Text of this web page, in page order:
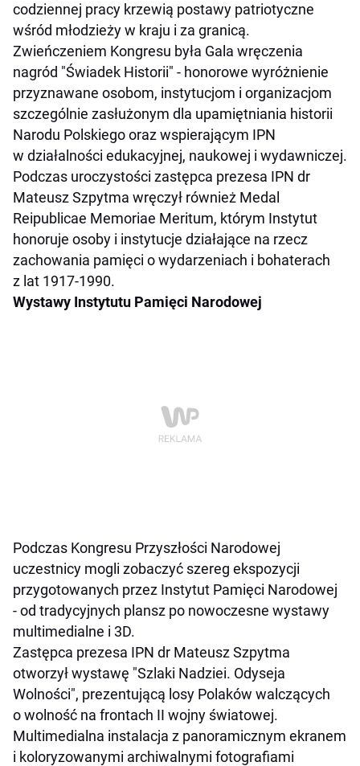
codziennej pracy krzewią postawy patriotyczne
wśród młodzieży w kraju i za granicą.
Zwieńczeniem Kongresu była Gala wręczenia
nagród "Świadek Historii" - honorowe wyróżnienie
przyznawane osobom, instytucjom i organizacjom
szczególnie zasłużonym dla upamiętniania historii
Narodu Polskiego oraz wspierającym IPN
w działalności edukacyjnej, naukowej i wydawniczej.
Podczas uroczystości zastępca prezesa IPN dr
Mateusz Szpytma wręczył również Medal
Reipublicae Memoriae Meritum, którym Instytut
honoruje osoby i instytucje działające na rzecz
zachowania pamięci o wydarzeniach i bohaterach
z lat 1917-1990.
Wystawy Instytutu Pamięci Narodowej
Podczas Kongresu Przyszłości Narodowej
uczestnicy mogli zobaczyć szereg ekspozycji
przygotowanych przez Instytut Pamięci Narodowej
- od tradycyjnych plansz po nowoczesne wystawy
multimedialne i 3D.
Zastępca prezesa IPN dr Mateusz Szpytma
otworzył wystawę "Szlaki Nadziei. Odyseja
Wolności", prezentującą losy Polaków walczących
o wolność na frontach II wojny światowej.
Multimedialna instalacja z panoramicznym ekranem
i koloryzowanymi archiwalnymi fotografiami